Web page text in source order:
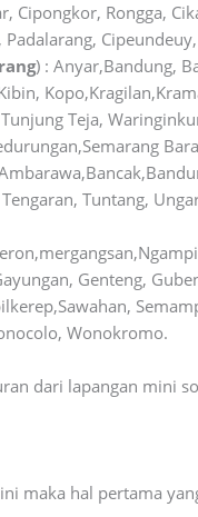
Cipongkor, Rongga,
) : Anyar,Bandung,
Teja,
Tuntang,
Genteng,
Wonokromo.
dari lapangan mini
maka hal pertama